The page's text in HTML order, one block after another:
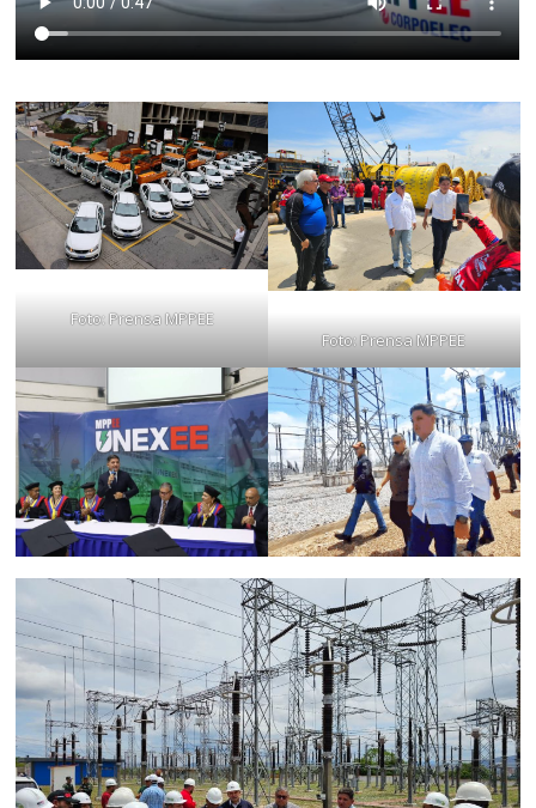
Foto: Prensa MPPEE
Foto: Prensa MPPEE